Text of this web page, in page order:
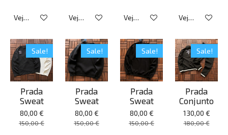
Veja detalhes Veja detalhes Veja detalhes Veja detalhes
Sale!
Prada
Sweat
80,00 €
150,00 €
Sale!
Prada
Sweat
80,00 €
150,00 €
Sale!
Prada
Sweat
80,00 €
150,00 €
Sale!
Prada
Conjunto
130,00 €
180,00 €